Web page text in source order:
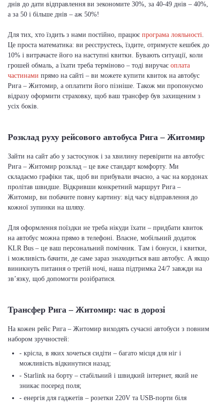
днів до дати відправлення ви зекономите 30%, за 40-49 днів – 40%,
а за 50 і більше днів – аж 50%!
Для тих, хто їздить з нами постійно, працює програма лояльності.
Це проста математика: ви реєструєтесь, їздите, отримуєте кешбек до
10% і витрачаєте його на наступні квитки. Бувають ситуації, коли
грошей обмаль, а їхати треба терміново – тоді виручає оплата
частинами прямо на сайті – ви можете купити квиток на автобус
Рига – Житомир, а оплатити його пізніше. Також ми пропонуємо
відразу оформити страховку, щоб ваш трансфер був захищеним з
усіх боків.
Розклад руху рейсового автобуса Рига – Житомир
Зайти на сайт або у застосунок і за хвилину перевірити на автобус
Рига – Житомир розклад – це вже стандарт комфорту. Ми
складаємо графіки так, щоб ви прибували вчасно, а час на кордонах
пролітав швидше. Відкривши конкретний маршрут Рига –
Житомир, ви побачите повну картину: від часу відправлення до
кожної зупинки на шляху.
Для оформлення поїздки не треба нікуди їхати – придбати квиток
на автобус можна прямо в телефоні. Власне, мобільний додаток
KLR Bus – це ваш персональний помічник. Там і бонуси, і квитки,
і можливість бачити, де саме зараз знаходиться ваш автобус. А якщо
виникнуть питання о третій ночі, наша підтримка 24/7 завжди на
зв’язку, щоб допомогти розібратися.
Трансфер Рига – Житомир: час в дорозі
На кожен рейс Рига – Житомир виходять сучасні автобуси з повним
набором зручностей:
- крісла, в яких хочеться сидіти – багато місця для ніг і
можливість відкинутися назад;
- Starlink на борту – стабільний і швидкий інтернет, який не
зникає посеред поля;
- енергія для гаджетів – розетки 220V та USB-порти біля